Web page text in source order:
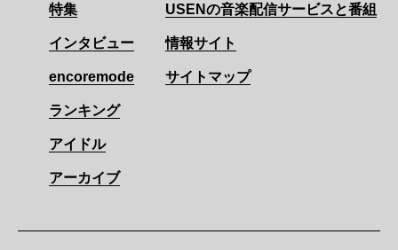
特集
インタビュー
encoremode
ランキング
アイドル
アーカイブ
USENの音楽配信サービスと番組
情報サイト
サイトマップ